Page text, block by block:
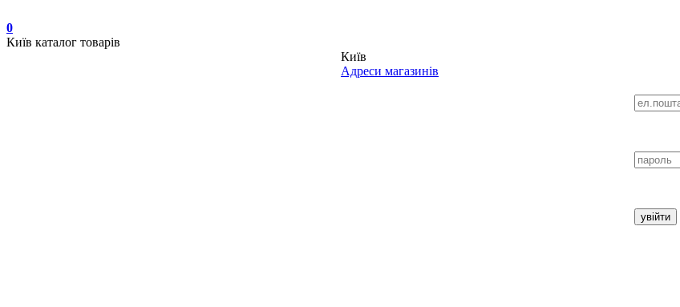
0
Київ каталог товарів
Київ
Адреси магазинів